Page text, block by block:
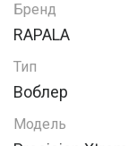
Бренд
RAPALA
Тип
Воблер
Модель